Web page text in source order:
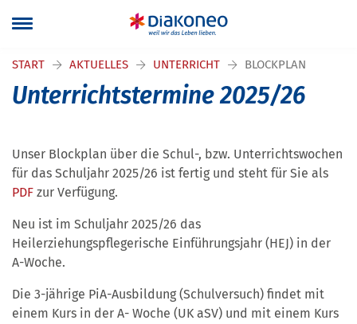
START AKTUELLES UNTERRICHT BLOCKPLAN
Unterrichtstermine 2025/26
Unser Blockplan über die Schul-, bzw. Unterrichtswochen
für das Schuljahr 2025/26 ist fertig und steht für Sie als
PDF zur Verfügung.
Neu ist im Schuljahr 2025/26 das
Heilerziehungspflegerische Einführungsjahr (HEJ) in der
A-Woche.
Die 3-jährige PiA-Ausbildung (Schulversuch) findet mit
einem Kurs in der A- Woche (UK aSV) und mit einem Kurs